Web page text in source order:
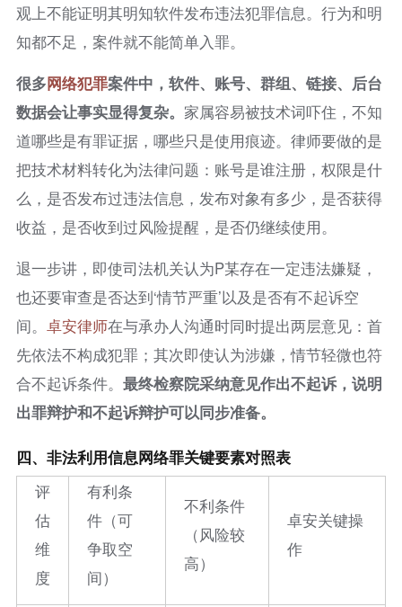
观上不能证明其明知软件发布违法犯罪信息。行为和明
知都不足，案件就不能简单入罪。
很多网络犯罪案件中，软件、账号、群组、链接、后台
数据会让事实显得复杂。 家属容易被技术词吓住，不知
道哪些是有罪证据，哪些只是使用痕迹。律师要做的是
把技术材料转化为法律问题：账号是谁注册，权限是什
么，是否发布过违法信息，发布对象有多少，是否获得
收益，是否收到过风险提醒，是否仍继续使用。
退一步讲，即使司法机关认为P某存在一定违法嫌疑，
也还要审查是否达到‘情节严重’以及是否有不起诉空
间。 卓安律师在与承办人沟通时同时提出两层意见：首
先依法不构成犯罪；其次即使认为涉嫌，情节轻微也符
合不起诉条件。 最终检察院采纳意见作出不起诉，说明
出罪辩护和不起诉辩护可以同步准备。
四、非法利用信息网络罪关键要素对照表
评
估
维
度
有利条
件（可
争取空
间）
不利条件
（风险较
高）
卓安关键操
作